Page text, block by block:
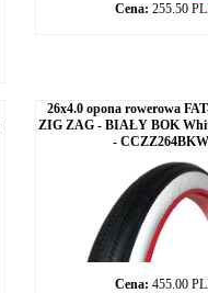
Cena: 255.50
26x4.0 opona rowerowa
ZIG ZAG - BIAŁY BOK
-
Cena: 455.00